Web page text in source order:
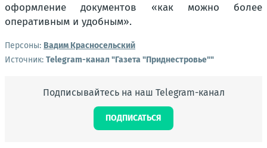
оформление документов «как можно более
оперативным и удобным».
Персоны: Вадим Красносельский
Источник: Telegram-канал "Газета "Приднестровье""
Подписывайтесь на наш Telegram-канал
ПОДПИСАТЬСЯ